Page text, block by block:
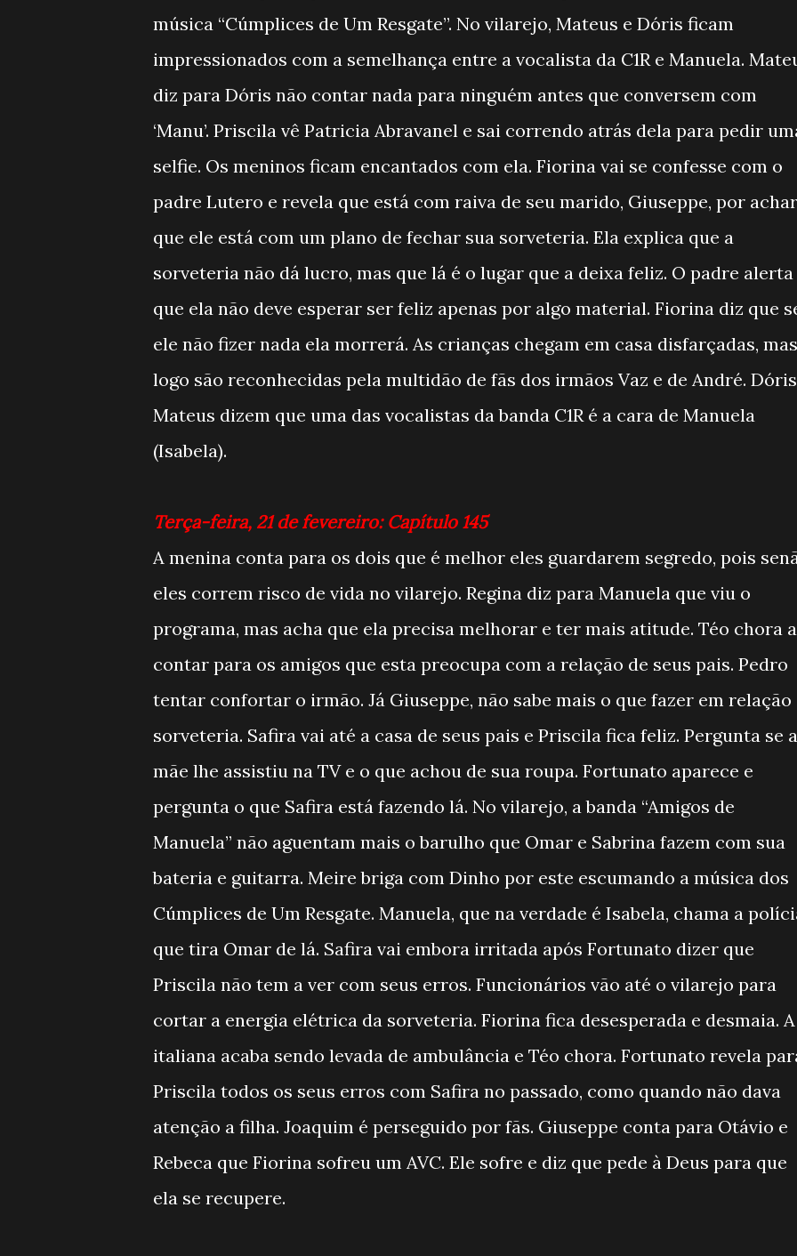
música “Cúmplices de Um Resgate”. No vilarejo, Mateus e Dóris ficam
impressionados com a semelhança entre a vocalista da C1R e Manuela.
diz para Dóris não contar nada para ninguém antes que conversem com
‘Manu’. Priscila vê Patricia Abravanel e sai correndo atrás dela para pedir
selfie. Os meninos ficam encantados com ela. Fiorina vai se confesse com o
padre Lutero e revela que está com raiva de seu marido, Giuseppe, por achar
que ele está com um plano de fechar sua sorveteria. Ela explica que a
sorveteria não dá lucro, mas que lá é o lugar que a deixa feliz. O padre alerta
que ela não deve esperar ser feliz apenas por algo material. Fiorina diz que
ele não fizer nada ela morrerá. As crianças chegam em casa disfarçadas, mas
logo são reconhecidas pela multidão de fãs dos irmãos Vaz e de André.
Mateus dizem que uma das vocalistas da banda C1R é a cara de Manuela
(Isabela).
Terça-feira, 21 de fevereiro: Capítulo 145
A menina conta para os dois que é melhor eles guardarem segredo, pois
eles correm risco de vida no vilarejo. Regina diz para Manuela que viu o
programa, mas acha que ela precisa melhorar e ter mais atitude. Téo chora
contar para os amigos que esta preocupa com a relação de seus pais. Pedro
tentar confortar o irmão. Já Giuseppe, não sabe mais o que fazer em relação
sorveteria. Safira vai até a casa de seus pais e Priscila fica feliz. Pergunta se a
mãe lhe assistiu na TV e o que achou de sua roupa. Fortunato aparece e
pergunta o que Safira está fazendo lá. No vilarejo, a banda “Amigos de
Manuela” não aguentam mais o barulho que Omar e Sabrina fazem com sua
bateria e guitarra. Meire briga com Dinho por este escumando a música dos
Cúmplices de Um Resgate. Manuela, que na verdade é Isabela, chama a
que tira Omar de lá. Safira vai embora irritada após Fortunato dizer que
Priscila não tem a ver com seus erros. Funcionários vão até o vilarejo para
cortar a energia elétrica da sorveteria. Fiorina fica desesperada e desmaia. A
italiana acaba sendo levada de ambulância e Téo chora. Fortunato revela
Priscila todos os seus erros com Safira no passado, como quando não dava
atenção a filha. Joaquim é perseguido por fãs. Giuseppe conta para Otávio e
Rebeca que Fiorina sofreu um AVC. Ele sofre e diz que pede à Deus para que
ela se recupere.